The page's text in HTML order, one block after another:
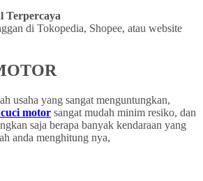
Terpercaya
di Tokopedia, Shopee, atau website
usaha yang sangat menguntungkan,
motor sangat mudah minim resiko, dan
saja berapa banyak kendaraan yang
anda menghitung nya,